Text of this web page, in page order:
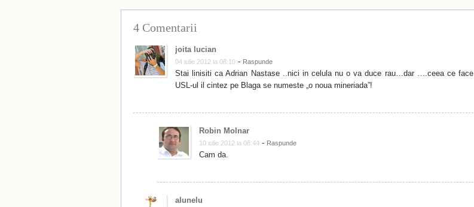
4 Comentarii
joita lucian
04 iulie 2012 la 08:10 - Raspunde
Stai linisiti ca Adrian Nastase ..nici in celula nu o va duce rau…dar ….ceea ce face
USL-ul il cintez pe Blaga se numeste „o noua mineriada”!
Robin Molnar
10 iulie 2012 la 08:44 - Raspunde
Cam da.
alunelu